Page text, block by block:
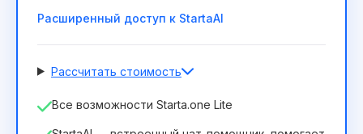
Расширенный доступ к StartaAI
Рассчитать стоимость
Количество сотрудников
Все возможности Starta.one Lite